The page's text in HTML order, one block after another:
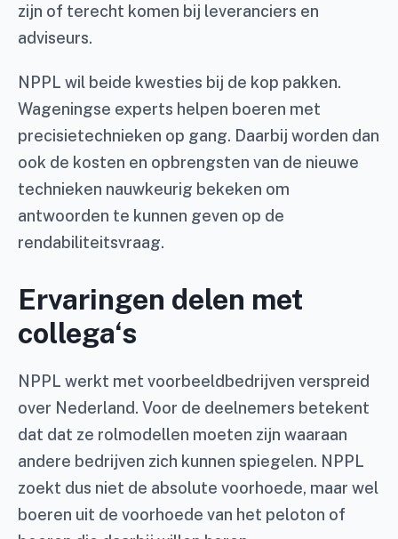
zijn of terecht komen bij leveranciers en
adviseurs.
NPPL wil beide kwesties bij de kop pakken.
Wageningse experts helpen boeren met
precisietechnieken op gang. Daarbij worden dan
ook de kosten en opbrengsten van de nieuwe
technieken nauwkeurig bekeken om
antwoorden te kunnen geven op de
rendabiliteitsvraag.
Ervaringen delen met
collega‘s
NPPL werkt met voorbeeldbedrijven verspreid
over Nederland. Voor de deelnemers betekent
dat dat ze rolmodellen moeten zijn waaraan
andere bedrijven zich kunnen spiegelen. NPPL
zoekt dus niet de absolute voorhoede, maar wel
boeren uit de voorhoede van het peloton of